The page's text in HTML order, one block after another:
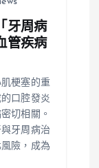
牙周病
管疾病
梗塞的重
口腔發炎
切相關。
牙周病治
險，成為